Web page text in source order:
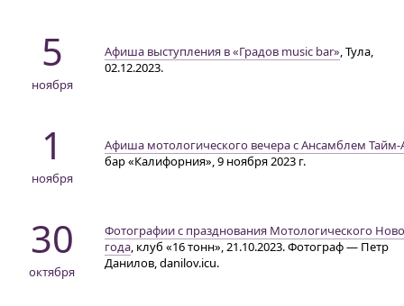
5
ноября
Афиша выступления в «Градов music bar», Тула,
02.12.2023.
1
ноября
Афиша мотологического вечера с Ансамблем Тайм-
бар «Калифорния», 9 ноября 2023 г.
30
октября
Фотографии с празднования Мотологического
года, клуб «16 тонн», 21.10.2023. Фотограф — Петр
Данилов, danilov.icu.